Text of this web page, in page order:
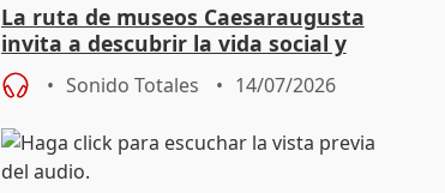
La ruta de museos Caesaraugusta
invita a descubrir la vida social y
económica de la Zaragoza ro
Sonido Totales 14/07/2026